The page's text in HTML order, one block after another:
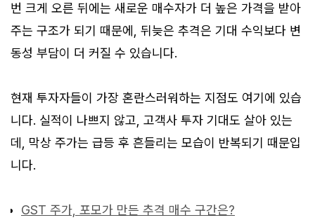
번 크게 오른 뒤에는 새로운 매수자가 더 높은 가격을 받아
주는 구조가 되기 때문에, 뒤늦은 추격은 기대 수익보다 변
동성 부담이 더 커질 수 있습니다.
현재 투자자들이 가장 혼란스러워하는 지점도 여기에 있습
니다. 실적이 나쁘지 않고, 고객사 투자 기대도 살아 있는
데, 막상 주가는 급등 후 흔들리는 모습이 반복되기 때문입
니다.
GST 주가, 포모가 만든 추격 매수 구간은?